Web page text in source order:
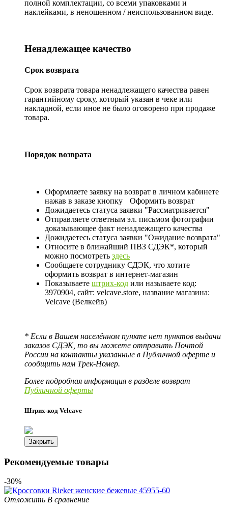
полной комплектации, со всеми упаковками и
наклейками, в неношенном / неиспользованном виде.
Ненадлежащее качество
Срок возврата
Срок возврата товара ненадлежащего качества равен
гарантийному сроку, который указан в чеке или
накладной, если иное не было оговорено при продаже
товара.
Порядок возврата
Оформляете заявку на возврат в личном кабинете
нажав в заказе кнопку
Оформить возврат
Дожидаетесь статуса заявки "Рассматривается"
Отправляете ответным эл. письмом фотографии
доказывающее факт ненадлежащего качества
Дожидаетесь статуса заявки "Ожидание возврата"
Относите в ближайший ПВЗ СДЭК*, который
можно посмотреть здесь
Сообщаете сотруднику СДЭК, что хотите
оформить возврат в интернет-магазин
Показываете штрих-код или называете код:
3970904, сайт: velcave.store, название магазина:
Velcave (Велкейв)
* Если в Вашем населённом пункте нет пунктов выдачи
заказов СДЭК, то вы можете отправить Почтой
России на контакты указанные в Публичной оферте и
сообщить нам Трек-Номер.
Более подробная информация в разделе возврат
Публичной оферты
Штрих-код Velcave
Закрыть
Рекомендуемые товары
-30%
Отложить В сравнение